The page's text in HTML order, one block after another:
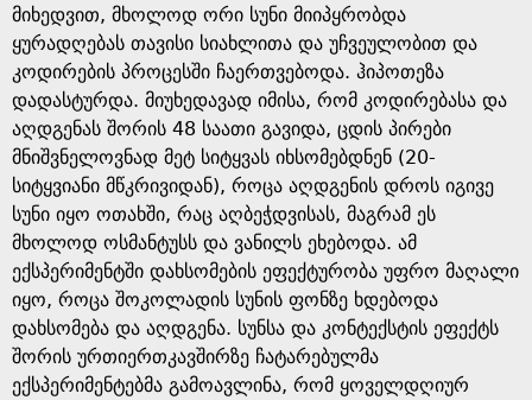
მიხედვით, მხოლოდ ორი სუნი მიიპყრობდა
ყურადღებას თავისი სიახლითა და უჩვეულობით და
კოდირების პროცესში ჩაერთვებოდა. ჰიპოთეზა
დადასტურდა. მიუხედავად იმისა, რომ კოდირებასა და
აღდგენას შორის 48 საათი გავიდა, ცდის პირები
მნიშვნელოვნად მეტ სიტყვას იხსომებდნენ (20-
სიტყვიანი მწკრივიდან), როცა აღდგენის დროს იგივე
სუნი იყო ოთახში, რაც აღბეჭდვისას, მაგრამ ეს
მხოლოდ ოსმანტუსს და ვანილს ეხებოდა. ამ
ექსპერიმენტში დახსომების ეფექტურობა უფრო მაღალი
იყო, როცა შოკოლადის სუნის ფონზე ხდებოდა
დახსომება და აღდგენა. სუნსა და კონტექსტის ეფექტს
შორის ურთიერთკავშირზე ჩატარებულმა
ექსპერიმენტებმა გამოავლინა, რომ ყოველდღიურ